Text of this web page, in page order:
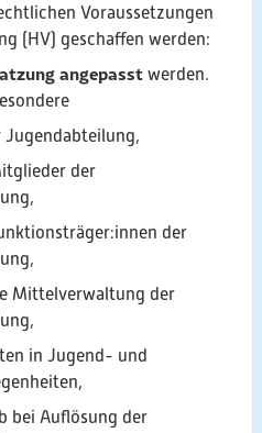
Voraussetzungen
(HV) geschaffen werden:
angepasst werden.
Jugendabteilung,
der
der
Mittelverwaltung der
in Jugend- und
bei Auflösung der